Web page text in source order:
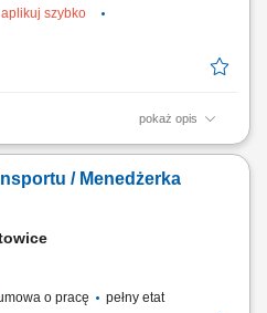
aplikuj szybko
pokaż opis
i wsparcia psychologicznego
jakość obsługi. Korzystanie z
wspierających codzienną pracę.
/ Menedżerka
o pracę pełny etat